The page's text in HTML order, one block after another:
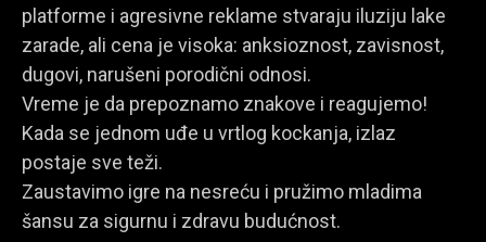
platforme i agresivne reklame stvaraju iluziju lake
zarade, ali cena je visoka: anksioznost, zavisnost,
dugovi, narušeni porodični odnosi.
Vreme je da prepoznamo znakove i reagujemo!
Kada se jednom uđe u vrtlog kockanja, izlaz
postaje sve teži.
Zaustavimo igre na nesreću i pružimo mladima
šansu za sigurnu i zdravu budućnost.